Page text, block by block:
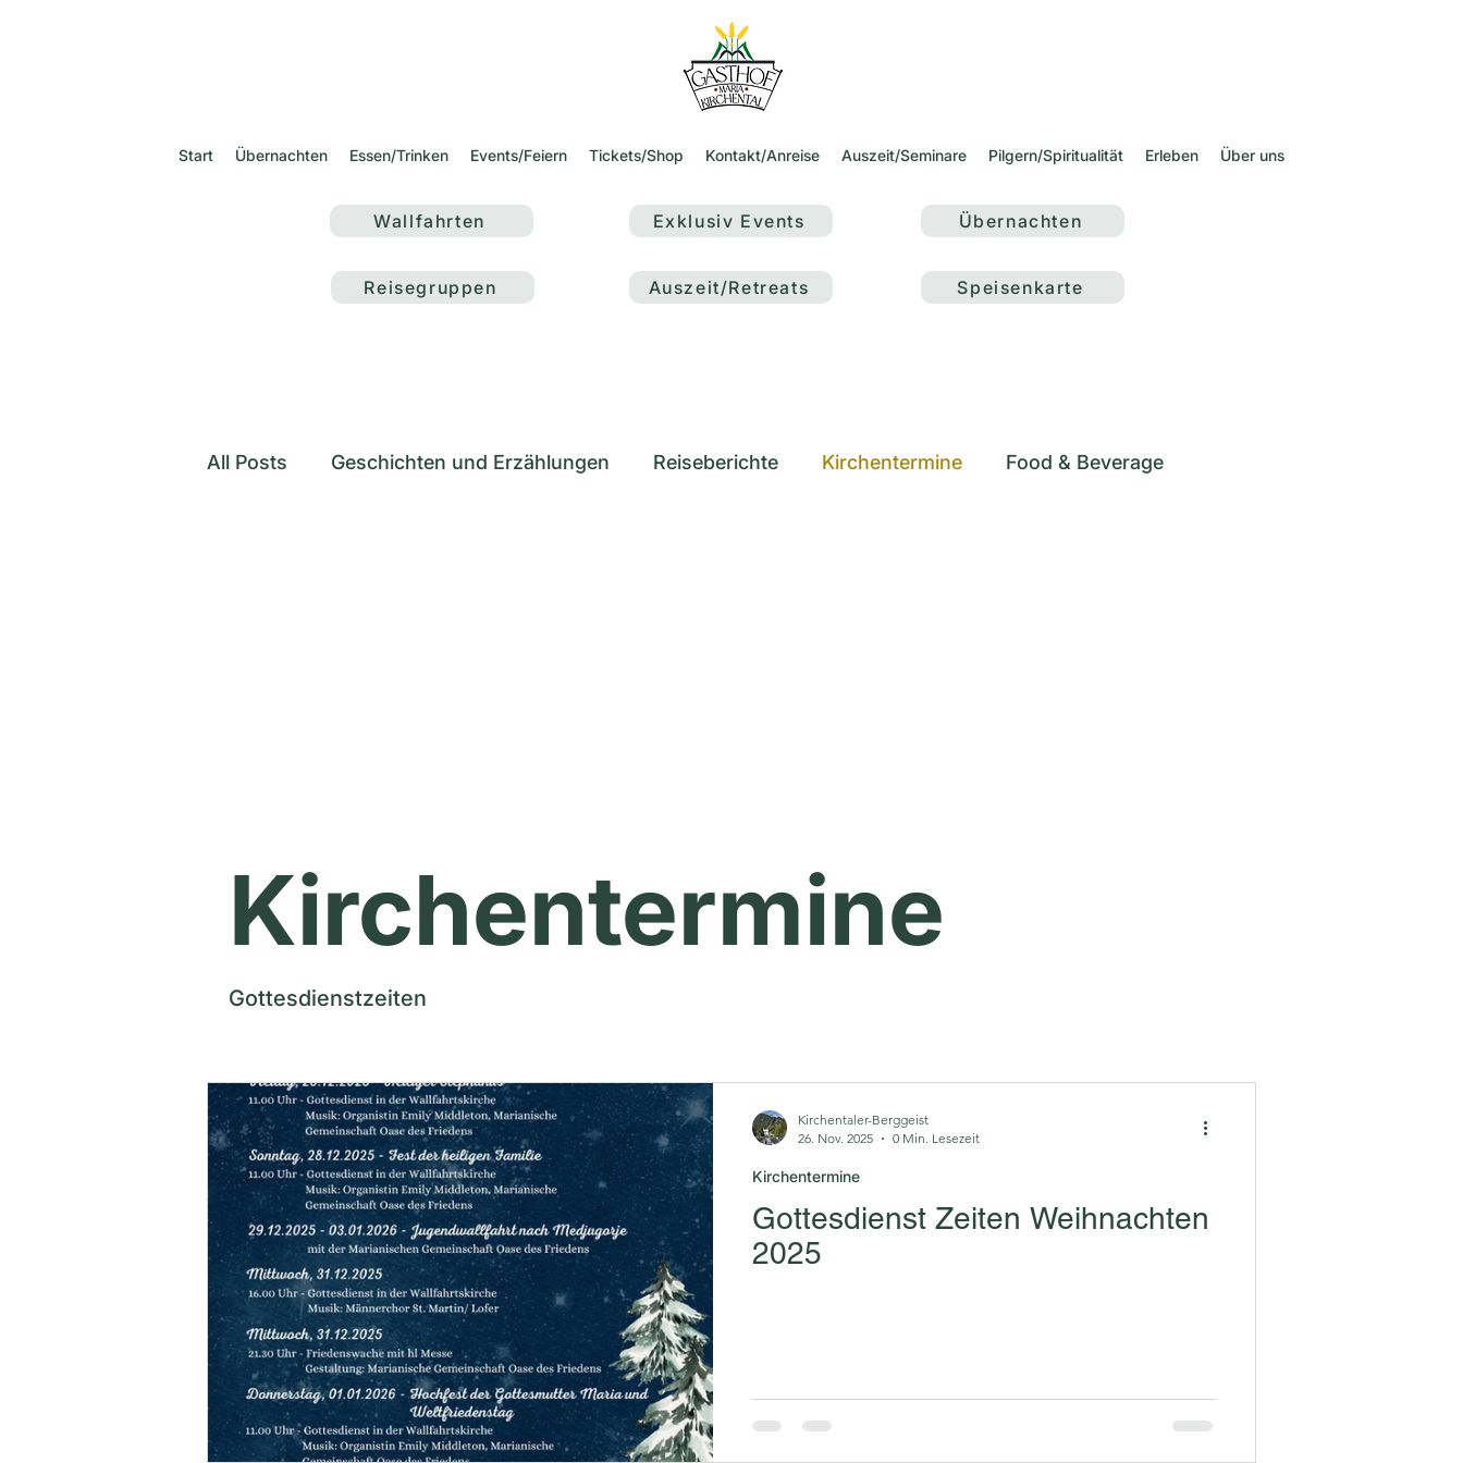
Start Übernachten Essen/Trinken Events/Feiern Tickets/Shop Kontakt/Anreise Auszeit/Seminare Pilgern/Spiritualität Erleben Über uns
Wallfahrten
Reisegruppen
Exklusiv Events
Auszeit/Retreats
Übernachten
Speisenkarte
All Posts Geschichten und Erzählungen Reiseberichte Kirchentermine Food & Beverage
Kirchentermine
Gottesdienstzeiten
Gottesdienst Zeiten Weihnachten
2025
Kirchentermine
Kirchentaler-Berggeist
26. Nov. 2025
0 Min. Lesezeit